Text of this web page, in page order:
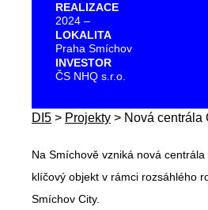
REALIZACE
2024 –
LOKALITA
Praha Smíchov
INVESTOR
ČS NHQ s.r.o.
DI5 > Projekty > Nová centrála
Na Smíchově vzniká nová
klíčový objekt v rámci rozsáhlého
Smíchov City.